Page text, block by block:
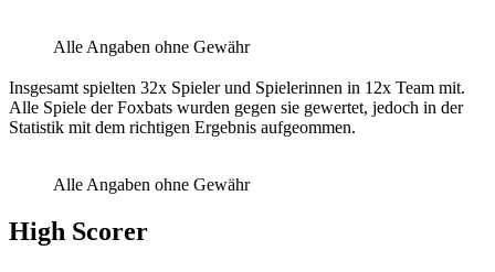
Alle Angaben ohne Gewähr
Insgesamt spielten 32x Spieler und Spielerinnen in 12x Team mit.
Alle Spiele der Foxbats wurden gegen sie gewertet, jedoch in der
Statistik mit dem richtigen Ergebnis aufgeommen.
Alle Angaben ohne Gewähr
High Scorer